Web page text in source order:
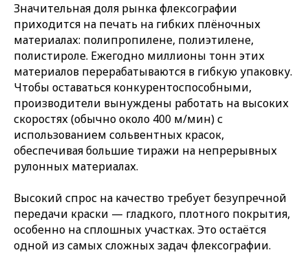
Значительная доля рынка флексографии
приходится на печать на гибких плёночных
материалах: полипропилене, полиэтилене,
полистироле. Ежегодно миллионы тонн этих
материалов перерабатываются в гибкую упаковку.
Чтобы оставаться конкурентоспособными,
производители вынуждены работать на высоких
скоростях (обычно около 400 м/мин) с
использованием сольвентных красок,
обеспечивая большие тиражи на непрерывных
рулонных материалах.
Высокий спрос на качество требует безупречной
передачи краски — гладкого, плотного покрытия,
особенно на сплошных участках. Это остаётся
одной из самых сложных задач флексографии.